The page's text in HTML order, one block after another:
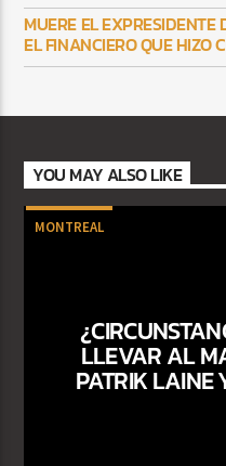
MUERE EL
EL FINANCIERO QUE HIZO
YOU MAY ALSO LIKE
MONTREAL
LLEVAR AL
PATRIK LAINE